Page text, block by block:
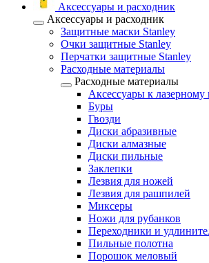
Аксессуары и расходник
Аксессуары и расходник
Защитные маски Stanley
Очки защитные Stanley
Перчатки защитные Stanley
Расходные материалы
Расходные материалы
Аксессуары к лазерному
Буры
Гвозди
Диски абразивные
Диски алмазные
Диски пильные
Заклепки
Лезвия для ножей
Лезвия для рашпилей
Миксеры
Ножи для рубанков
Переходники и
Пильные полотна
Порошок меловый